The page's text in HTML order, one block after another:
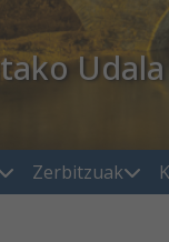
Zerbitzuak